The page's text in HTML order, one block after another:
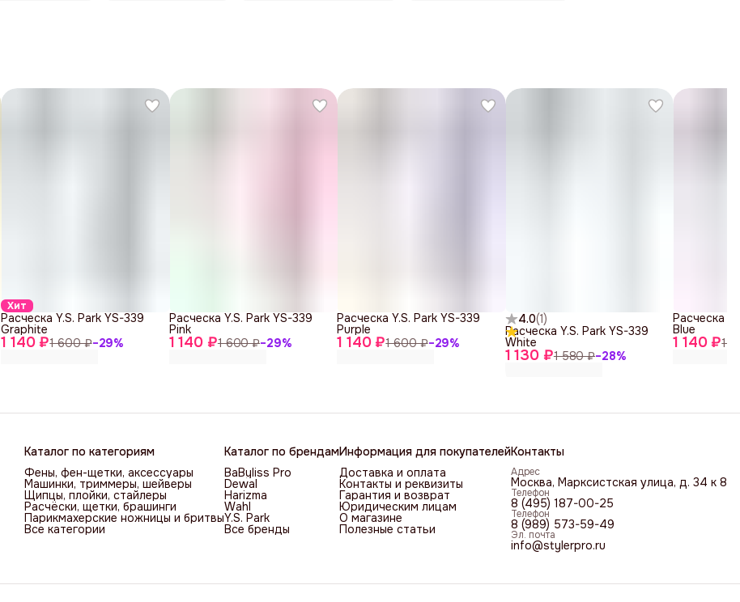
Хит
1 140 ₽1 600 ₽−29%
Расческа Y.S. Park YS-339
Graphite
1 140 ₽1 600 ₽−29%
Расческа Y.S. Park YS-339
Pink
1 140 ₽1 600 ₽−29%
Расческа Y.S. Park YS-339
Purple
4.0(1)
1 130 ₽1 580 ₽−28%
Расческа Y.S. Park YS-339
White 1 140 ₽1
Расческа
Blue
Каталог по категориям
Фены, фен-щетки, аксессуары
Машинки, триммеры, шейверы
Щипцы, плойки, стайлеры
Расчёски, щетки, брашинги
Парикмахерские ножницы и бритвы
Все категории
Каталог по брендам
BaByliss Pro
Dewal
Harizma
Wahl
Y.S. Park
Все бренды
Информация для покупателей
Доставка и оплата
Контакты и реквизиты
Гарантия и возврат
Юридическим лицам
О магазине
Полезные статьи
Контакты
Адрес
Москва, Марксистская улица, д. 34 к 8
Телефон
8 (495) 187-00-25
Телефон
8 (989) 573-59-49
Эл. почта
info@stylerpro.ru